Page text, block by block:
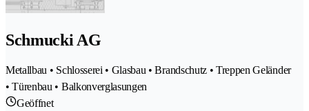
Schmucki AG
Metallbau • Schlosserei • Glasbau • Brandschutz • Treppen Geländer
• Türenbau • Balkonverglasungen
Geöffnet